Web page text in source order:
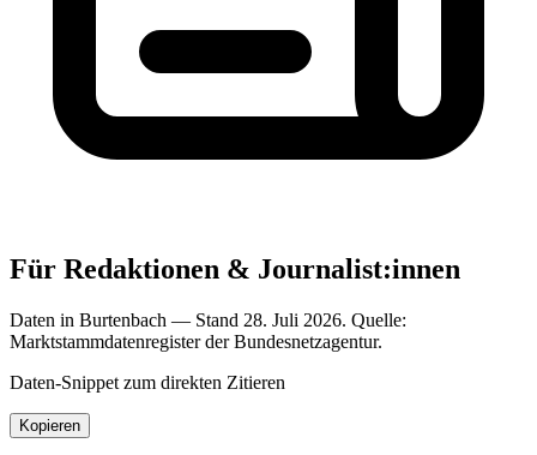
Für Redaktionen & Journalist:innen
Daten in Burtenbach — Stand 28. Juli 2026. Quelle:
Marktstammdatenregister der Bundesnetzagentur.
Daten-Snippet zum direkten Zitieren
Kopieren